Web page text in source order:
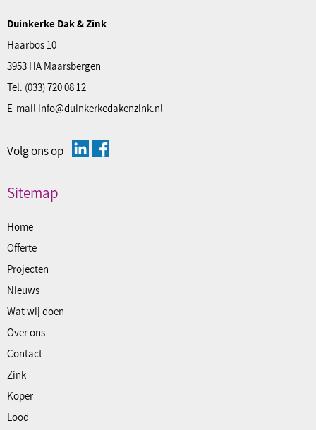
Duinkerke Dak & Zink
Haarbos 10
3953 HA Maarsbergen
Tel. (033) 720 08 12
E-mail info@duinkerkedakenzink.nl
Volg ons op
Sitemap
Home
Offerte
Projecten
Nieuws
Wat wij doen
Over ons
Contact
Zink
Koper
Lood